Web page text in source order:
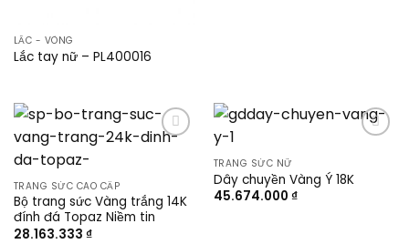
LẮC - VÒNG
Lắc tay nữ – PL400016
TRANG SỨC CAO CẤP
Bộ trang sức Vàng trắng 14K
đính đá Topaz Niềm tin
28.163.333 ₫
TRANG SỨC NỮ
Dây chuyền Vàng Ý 18K
45.674.000 ₫